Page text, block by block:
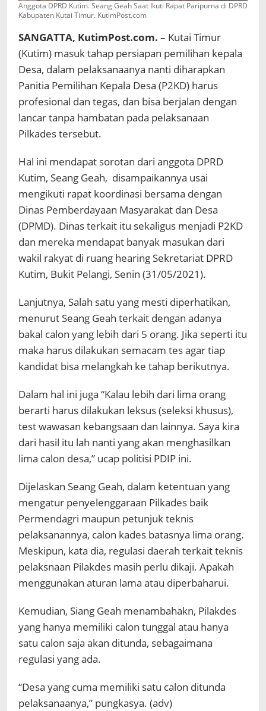
Anggota DPRD Kutim. Seang Geah Saat Ikuti Rapat Paripurna di DPRD
Kabupaten Kutai Timur. KutimPost.com
SANGATTA, KutimPost.com. – Kutai Timur
(Kutim) masuk tahap persiapan pemilihan kepala
Desa, dalam pelaksanaanya nanti diharapkan
Panitia Pemilihan Kepala Desa (P2KD) harus
profesional dan tegas, dan bisa berjalan dengan
lancar tanpa hambatan pada pelaksanaan
Pilkades tersebut.
Hal ini mendapat sorotan dari anggota DPRD
Kutim, Seang Geah, disampaikannya usai
mengikuti rapat koordinasi bersama dengan
Dinas Pemberdayaan Masyarakat dan Desa
(DPMD). Dinas terkait itu sekaligus menjadi P2KD
dan mereka mendapat banyak masukan dari
wakil rakyat di ruang hearing Sekretariat DPRD
Kutim, Bukit Pelangi, Senin (31/05/2021).
Lanjutnya, Salah satu yang mesti diperhatikan,
menurut Seang Geah terkait dengan adanya
bakal calon yang lebih dari 5 orang. Jika seperti itu
maka harus dilakukan semacam tes agar tiap
kandidat bisa melangkah ke tahap berikutnya.
Dalam hal ini juga “Kalau lebih dari lima orang
berarti harus dilakukan leksus (seleksi khusus),
test wawasan kebangsaan dan lainnya. Saya kira
dari hasil itu lah nanti yang akan menghasilkan
lima calon desa,” ucap politisi PDIP ini.
Dijelaskan Seang Geah, dalam ketentuan yang
mengatur penyelenggaraan Pilkades baik
Permendagri maupun petunjuk teknis
pelaksanannya, calon kades batasnya lima orang.
Meskipun, kata dia, regulasi daerah terkait teknis
pelaksnaan Pilakdes masih perlu dikaji. Apakah
menggunakan aturan lama atau diperbaharui.
Kemudian, Siang Geah menambahakn, Pilakdes
yang hanya memiliki calon tunggal atau hanya
satu calon saja akan ditunda, sebagaimana
regulasi yang ada.
“Desa yang cuma memiliki satu calon ditunda
pelaksanaanya,” pungkasya. (adv)